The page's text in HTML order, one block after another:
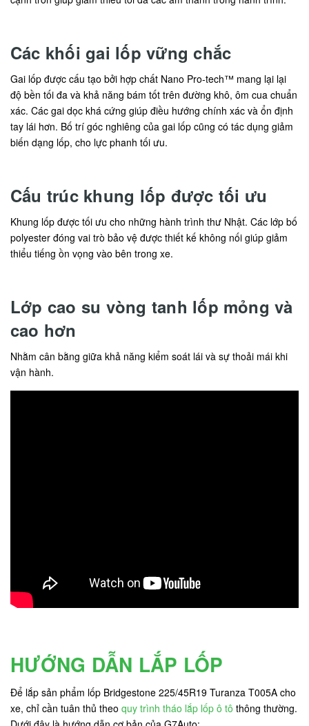
Các khối gai lốp vững chắc
Gai lốp được cấu tạo bởi hợp chất Nano Pro-tech™ mang lại lại
độ bền tối đa và khả năng bám tốt trên đường khô, ôm cua chuẩn
xác. Các gai dọc khá cứng giúp điều hướng chính xác và ổn định
tay lái hơn. Bố trí góc nghiêng của gai lốp cũng có tác dụng giảm
biến dạng lốp, cho lực phanh tối ưu.
Cấu trúc khung lốp được tối ưu
Khung lốp được tối ưu cho những hành trình thư Nhật. Các lớp bố
polyester đóng vai trò bảo vệ được thiết kế không nối giúp giảm
thiểu tiếng ồn vọng vào bên trong xe.
Lớp cao su vòng tanh lốp mỏng và
cao hơn
Nhằm cân bằng giữa khả năng kiểm soát lái và sự thoải mái khi
vận hành.
HƯỚNG DẪN LẮP LỐP
Để lắp sản phẩm lốp Bridgestone 225/45R19 Turanza T005A cho
xe, chỉ cần tuân thủ theo quy trình tháo lắp lốp ô tô thông thường.